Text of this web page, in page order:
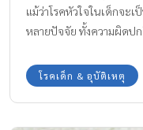
แม้ว่าโรคหัวใจในเด็กจะ
หลายปัจจัย ทั้งความผิดป
เท่าทัน และได้รับการดูแลจ
จะช่วยลดความรุนแรงแล
โรคเด็ก & อุบัติเหตุ